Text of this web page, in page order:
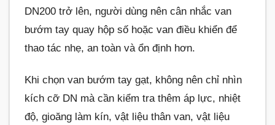
DN200 trở lên, người dùng nên cân nhắc van
bướm tay quay hộp số hoặc van điều khiển để
thao tác nhẹ, an toàn và ổn định hơn.
Khi chọn van bướm tay gạt, không nên chỉ nhìn
kích cỡ DN mà cần kiểm tra thêm áp lực, nhiệt
độ, gioăng làm kín, vật liệu thân van, vật liệu